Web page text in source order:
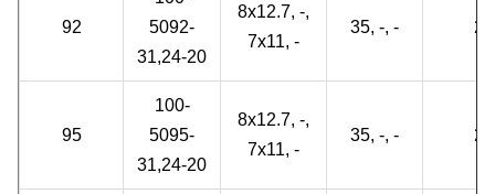
92
5092-
31,24-20
8x12.7, -,
7x11, -
35, -, - 2
95
100-
5095-
31,24-20
8x12.7, -,
7x11, -
35, -, - 2